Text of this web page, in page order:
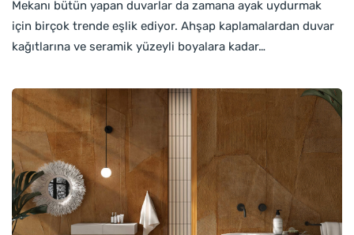
Mekanı bütün yapan duvarlar da zamana ayak uydurmak
için birçok trende eşlik ediyor. Ahşap kaplamalardan duvar
kağıtlarına ve seramik yüzeyli boyalara kadar…